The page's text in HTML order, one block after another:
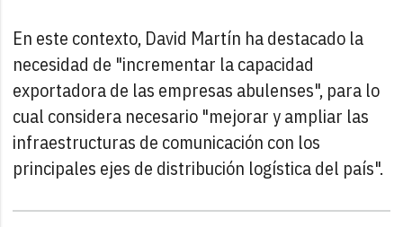
En este contexto, David Martín ha destacado la
necesidad de "incrementar la capacidad
exportadora de las empresas abulenses", para lo
cual considera necesario "mejorar y ampliar las
infraestructuras de comunicación con los
principales ejes de distribución logística del país".